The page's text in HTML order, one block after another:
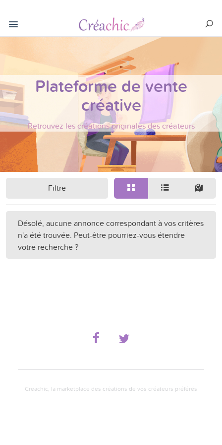
Plateforme de vente
créative
Retrouvez les créations originales des créateurs
Filtre
Désolé, aucune annonce correspondant à vos critères
n'a été trouvée. Peut-être pourriez-vous étendre
votre recherche ?
Creachic, la marketplace des créations de vos créateurs préférés